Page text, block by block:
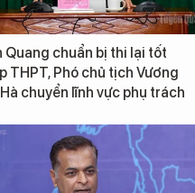
Quang chuẩn bị thi lại tốt
THPT, Phó chủ tịch Vương
chuyển lĩnh vực phụ trách